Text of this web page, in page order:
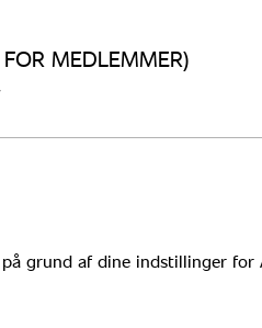
MEDLEMMER)
grund af dine indstillinger for